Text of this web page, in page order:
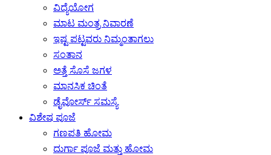
ವಿದ್ಯೆಯೋಗ
ಮಾಟ ಮಂತ್ರ ನಿವಾರಣೆ
ಇಷ್ಟ ಪಟ್ಟವರು ನಿಮ್ಮಂತಾಗಲು
ಸಂತಾನ
ಅತ್ತೆ ಸೊಸೆ ಜಗಳ
ಮಾನಸಿಕ ಚಿಂತೆ
ಡೈವೋರ್ಸ್ ಸಮಸ್ಯೆ
ವಿಶೇಷ ಪೂಜೆ
ಗಣಪತಿ ಹೋಮ
ದುರ್ಗಾ ಪೂಜೆ ಮತ್ತು ಹೋಮ